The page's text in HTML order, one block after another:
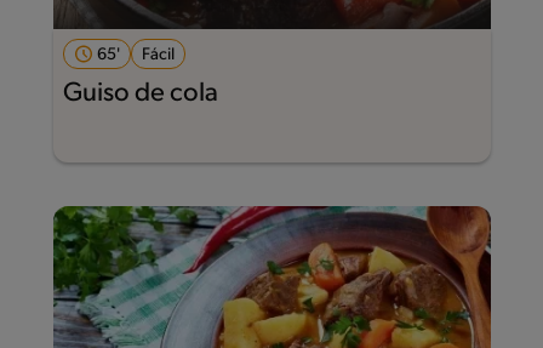
65' Fácil
Guiso de cola